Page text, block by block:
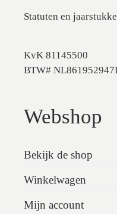
Statuten en
KvK 81145500
BTW#
Webshop
Bekijk de shop
Winkelwagen
Mijn account